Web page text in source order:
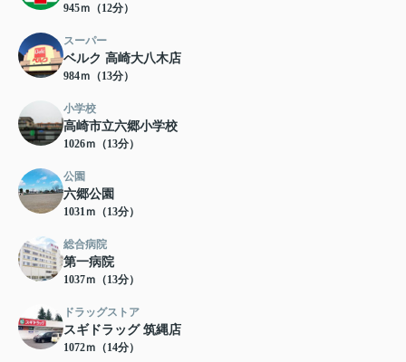
945ｍ（12分）
スーパー
ベルク 高崎大八木店
984ｍ（13分）
小学校
高崎市立六郷小学校
1026ｍ（13分）
公園
六郷公園
1031ｍ（13分）
総合病院
第一病院
1037ｍ（13分）
ドラッグストア
スギドラッグ 筑縄店
1072ｍ（14分）